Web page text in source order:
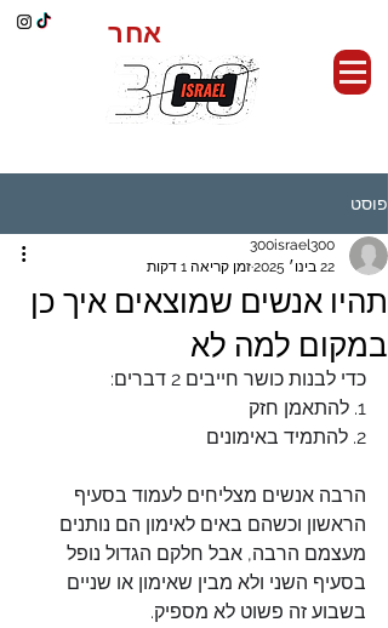
אחר
פוסט
תהיו אנשים שמוצאים איך כן
במקום למה לא
300israel300
22 בינו׳ 2025
זמן קריאה 1 דקות
כדי לבנות כושר חייבים 2 דברים:
1. להתאמן חזק
2. להתמיד באימונים
הרבה אנשים מצליחים לעמוד בסעיף
הראשון וכשהם באים לאימון הם נותנים
מעצמם הרבה, אבל חלקם הגדול נופל
בסעיף השני ולא מבין שאימון או שניים
בשבוע זה פשוט לא מספיק.